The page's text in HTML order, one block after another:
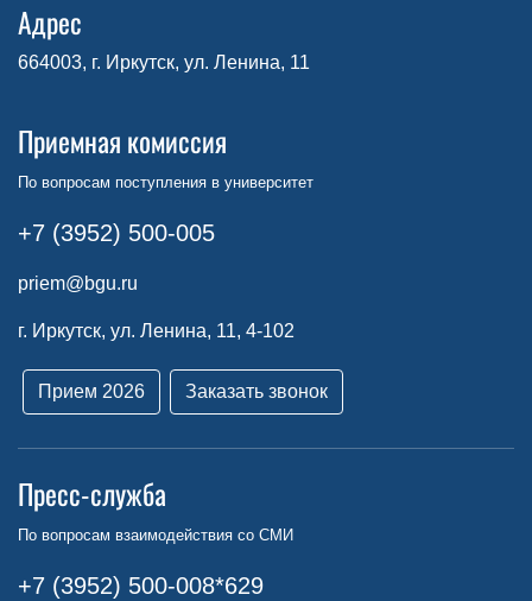
Адрес
664003, г. Иркутск, ул. Ленина, 11
Приемная комиссия
По вопросам поступления в университет
+7 (3952) 500-005
priem@bgu.ru
г. Иркутск, ул. Ленина, 11, 4-102
Прием 2026 Заказать звонок
Пресс-служба
По вопросам взаимодействия со СМИ
+7 (3952) 500-008*629